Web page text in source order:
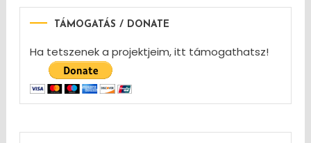
TÁMOGATÁS / DONATE
Ha tetszenek a projektjeim, itt támogathatsz!